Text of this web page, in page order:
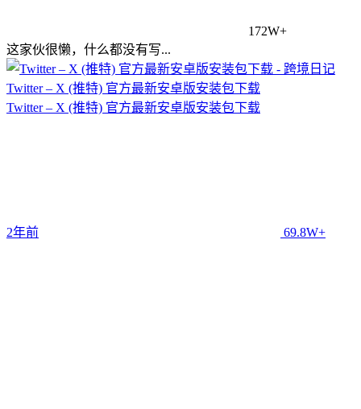
172W+
这家伙很懒，什么都没有写...
Twitter – X (推特) 官方最新安卓版安装包下载
Twitter – X (推特) 官方最新安卓版安装包下载
2年前 69.8W+